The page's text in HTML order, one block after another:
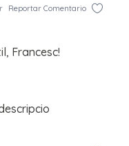
Reportar Comentario
Francesc!